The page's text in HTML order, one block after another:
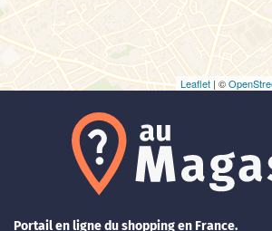
Leaflet | ©
Portail en ligne du shopping en France.